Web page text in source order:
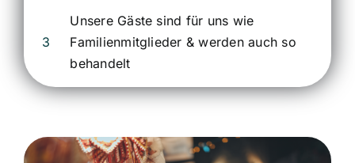
3
Unsere Gäste sind für uns wie
Familienmitglieder & werden auch so
behandelt